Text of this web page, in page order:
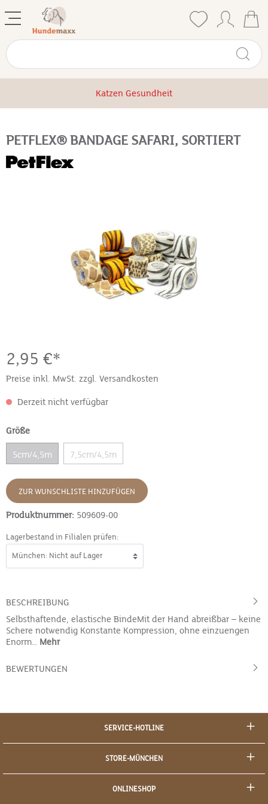
Katzen Gesundheit
PETFLEX® BANDAGE SAFARI, SORTIERT
2,95 €*
Preise inkl. MwSt. zzgl. Versandkosten
Derzeit nicht verfügbar
Größe
5cm/4,5m 7,5cm/4,5m
ZUR WUNSCHLISTE HINZUFÜGEN
Produktnummer: 509609-00
Lagerbestand in Filialen prüfen:
BESCHREIBUNG
Selbsthaftende, elastische BindeMit der Hand abreißbar – keine
Schere notwendig Konstante Kompression, ohne einzuengen
Enorm… Mehr
BEWERTUNGEN
SERVICE-HOTLINE
STORE-MÜNCHEN
ONLINESHOP